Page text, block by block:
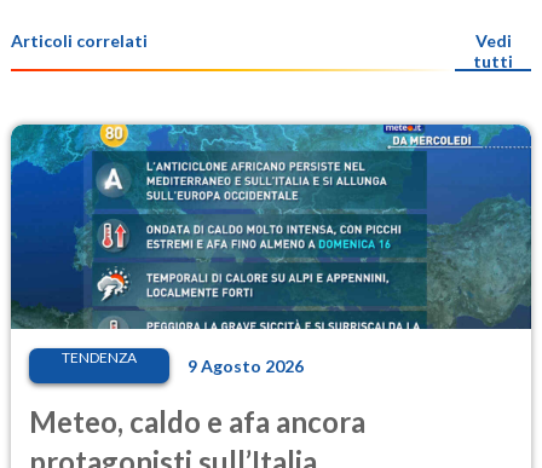
Articoli correlati
Vedi
tutti
TENDENZA 9 Agosto 2026
Meteo, caldo e afa ancora
protagonisti sull’Italia